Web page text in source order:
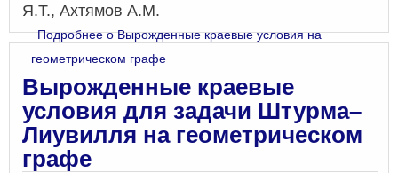
Я.Т., Ахтямов А.М.
Подробнеео Вырожденные краевые условия на
геометрическом графе
Вырожденные краевые
условия для задачи Штурма–
Лиувилля на геометрическом
графе